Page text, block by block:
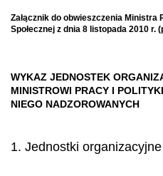
Załącznik do obwieszczenia Ministra
Społecznej z dnia 8 listopada 2010 r.
WYKAZ JEDNOSTEK
MINISTROWI PRACY I
NIEGO NADZOROWANYCH
1. Jednostki organizacyjne